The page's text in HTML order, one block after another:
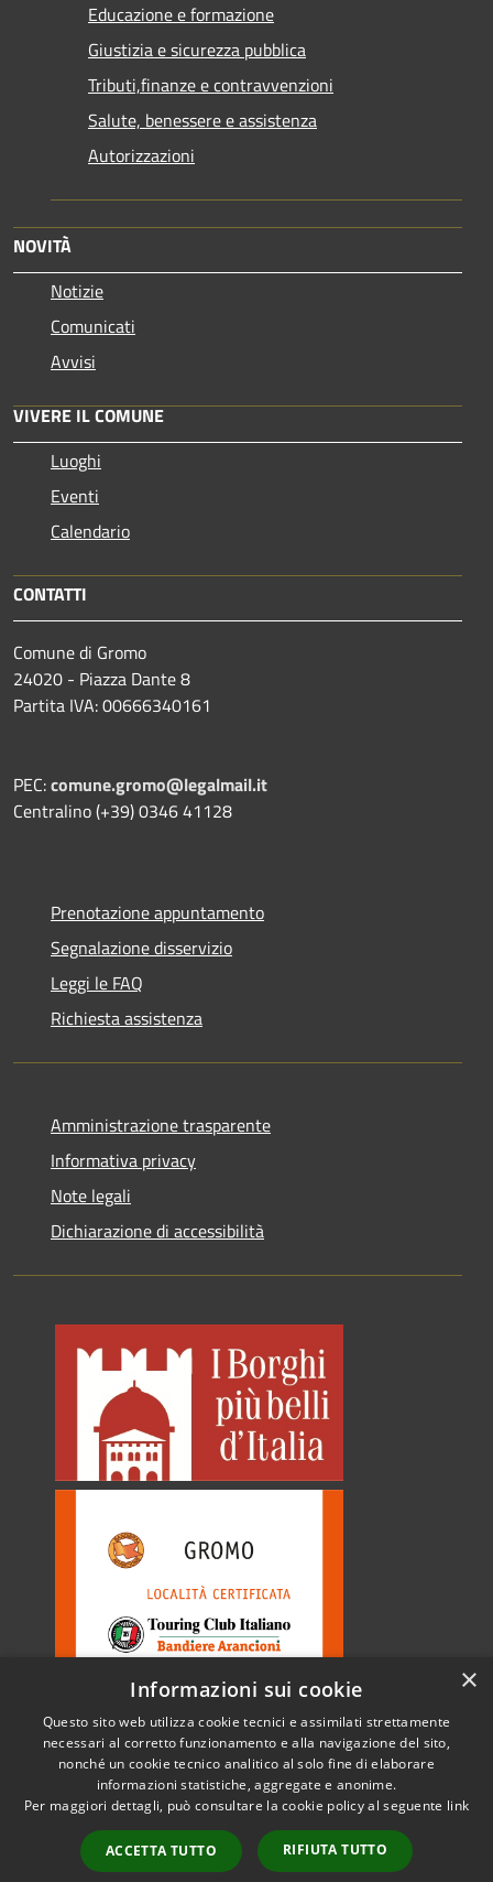
Educazione e formazione
Giustizia e sicurezza pubblica
Tributi,finanze e contravvenzioni
Salute, benessere e assistenza
Autorizzazioni
NOVITÀ
Notizie
Comunicati
Avvisi
VIVERE IL COMUNE
Luoghi
Eventi
Calendario
CONTATTI
Comune di Gromo
24020 - Piazza Dante 8
Partita IVA: 00666340161
PEC:comune.gromo@legalmail.it
Centralino (+39) 0346 41128
Prenotazione appuntamento
Segnalazione disservizio
Leggi le FAQ
Richiesta assistenza
Amministrazione trasparente
Informativa privacy
Note legali
Dichiarazione di accessibilità
Accessibilità
Copyright © 2026 • Comune di
Gromo • Powered by
Municipium•
Accesso
redazione
×
Informazioni sui cookie
Questo sito web utilizza cookie tecnici e assimilati strettamente
necessari al corretto funzionamento e alla navigazione del sito,
nonché un cookie tecnico analitico al solo fine di elaborare
informazioni statistiche, aggregate e anonime.
Per maggiori dettagli, può consultare la cookie policy al seguente link
ACCETTA TUTTO RIFIUTA TUTTO